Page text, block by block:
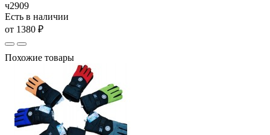
ч2909
Есть в наличии
от 1380 ₽
Похожие товары